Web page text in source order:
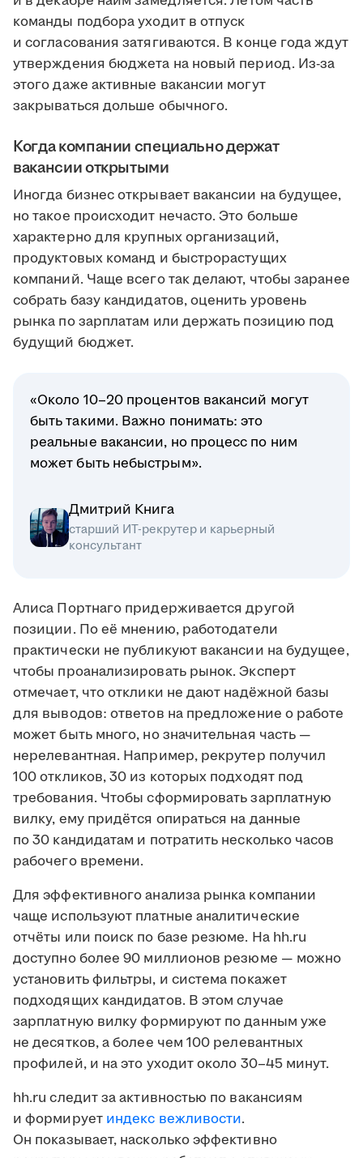
команды подбора уходит в отпуск
и согласования затягиваются. В конце года ждут
утверждения бюджета на новый период. Из-за
этого даже активные вакансии могут
закрываться дольше обычного.
Когда компании специально держат
вакансии открытыми
Иногда бизнес открывает вакансии на будущее,
но такое происходит нечасто. Это больше
характерно для крупных организаций,
продуктовых команд и быстрорастущих
компаний. Чаще всего так делают, чтобы заранее
собрать базу кандидатов, оценить уровень
рынка по зарплатам или держать позицию под
будущий бюджет.
«Около 10–20 процентов вакансий могут
быть такими. Важно понимать: это
реальные вакансии, но процесс по ним
может быть небыстрым».
Дмитрий Книга
старший ИТ-рекрутер и карьерный
консультант
Алиса Портнаго придерживается другой
позиции. По её мнению, работодатели
практически не публикуют вакансии на будущее,
чтобы проанализировать рынок. Эксперт
отмечает, что отклики не дают надёжной базы
для выводов: ответов на предложение о работе
может быть много, но значительная часть —
нерелевантная. Например, рекрутер получил
100 откликов, 30 из которых подходят под
требования. Чтобы сформировать зарплатную
вилку, ему придётся опираться на данные
по 30 кандидатам и потратить несколько часов
рабочего времени.
Для эффективного анализа рынка компании
чаще используют платные аналитические
отчёты или поиск по базе резюме. На hh.ru
доступно более 90 миллионов резюме — можно
установить фильтры, и система покажет
подходящих кандидатов. В этом случае
зарплатную вилку формируют по данным уже
не десятков, а более чем 100 релевантных
профилей, и на это уходит около 30–45 минут.
hh.ru следит за активностью по вакансиям
и формирует индекс вежливости.
Он показывает, насколько эффективно